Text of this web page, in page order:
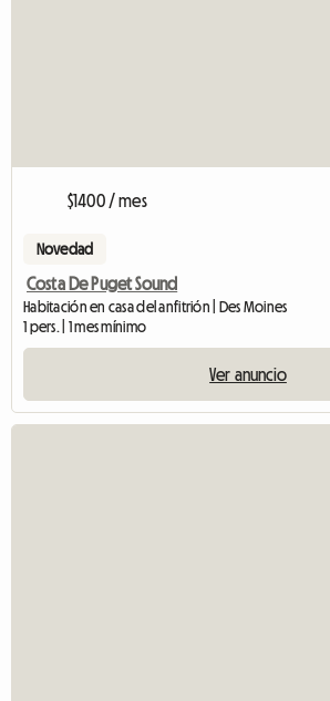
$1400 / mes
Novedad
Costa De Puget Sound
Habitación en casa del anfitrión | Des Moines
1 pers. | 1 mes mínimo
Ver anuncio